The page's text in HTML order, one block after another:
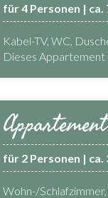
für 4 Personen | ca.
Kabel-TV, WC,
Dieses Appartement
für 2 Personen | ca.
Wohn-/